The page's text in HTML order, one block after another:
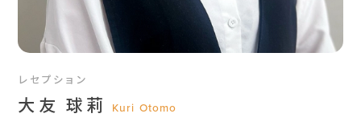
レセプション
大友 球莉 Kuri Otomo